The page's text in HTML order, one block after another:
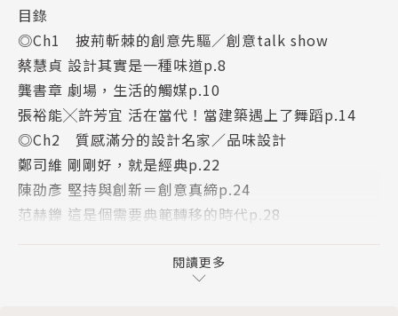
創意的起點，感受到新世代的創意DNA在未來可能有
的面貌。
生活永遠走在產業的前端，在混沌的世界中，La Vie編
輯群走訪這些創意新世代，觀看他們如何追尋自我、敢
於作夢、挑戰傳統、打破規則；更重要的是，他們在與
歐美對等的文化中面對傳統與典範，如何反思、質疑而
劃出生活的經緯線，走出突破與再演繹的多種可能。
1、一次介紹台灣100百大創意力，案例數較市面上同
目錄
◎Ch1 披荊斬棘的創意先驅∕創意talk show
蔡慧貞 設計其實是一種味道p.8
龔書章 劇場，生活的觸媒p.10
張裕能╳許芳宜 活在當代！當建築遇上了舞蹈p.14
◎Ch2 質感滿分的設計名家∕品味設計
鄭司維 剛剛好，就是經典p.22
陳劭彥 堅持與創新＝創意真締p.24
范赫鑠 這是個需要典範轉移的時代p.28
吳孝儒 Remix It！文化混音世代p.34
何文╳謝孟吟 台灣設計新寶號p.36
閱讀更多